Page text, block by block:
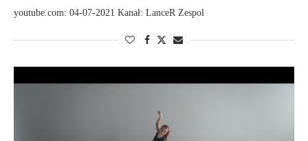
youtube.com: 04-07-2021 Kanał: LanceR Zespol